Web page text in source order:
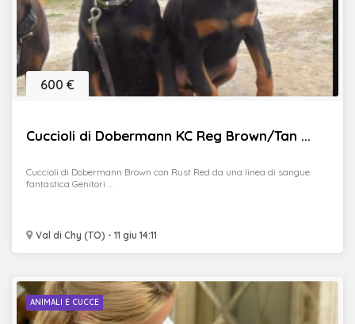
Cuccioli di Dobermann KC Reg Brown/Tan ...
Val di Chy (TO) - 11 giu 14:11
600 €
Cuccioli di Dobermann Brown con Rust Red da una linea di sangue
fantastica Genitori ...
ANIMALI E CUCCE